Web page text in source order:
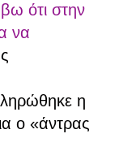
ότι στην
να
η
ο «άντρας